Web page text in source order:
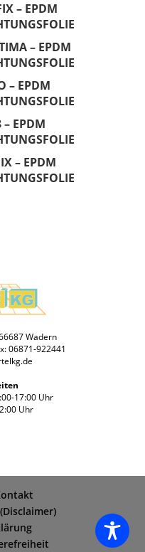
– EPDM
– EPDM
– EPDM
– EPDM
– EPDM
Wadern
06871-922441
17:00 Uhr
Uhr